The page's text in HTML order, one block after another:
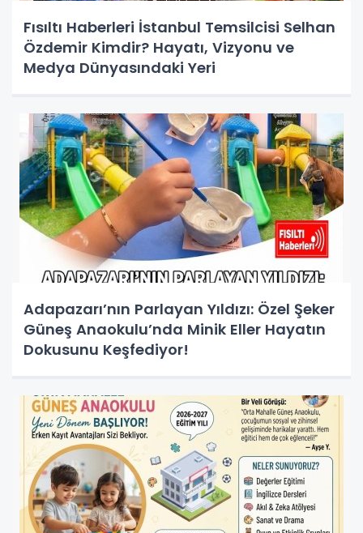
Fısıltı Haberleri İstanbul Temsilcisi Selhan
Özdemir Kimdir? Hayatı, Vizyonu ve
Medya Dünyasındaki Yeri
Adapazarı’nın Parlayan Yıldızı: Özel Şeker
Güneş Anaokulu’nda Minik Eller Hayatın
Dokusunu Keşfediyor!